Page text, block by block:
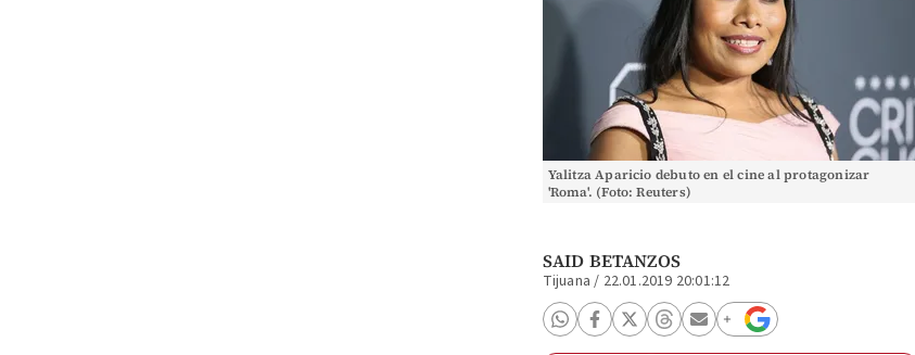
Yalitza Aparicio debuto en el cine al protagonizar
'Roma'. (Foto: Reuters)
SAID BETANZOS
Tijuana / 22.01.2019 20:01:12